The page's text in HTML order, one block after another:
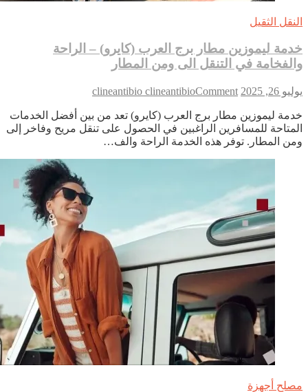
الثقيل
ليموزين مطار برج العرب (كايرو) – الراحة
في التنقل الى ومن المطار
26, 2025
clineantibio clineantibioComment
on
ليموزين
مطار
برج
الراحة
والفخامة
التنقل
الى
ومن
المطار
ليموزين مطار برج العرب (كايرو) تعد من بين أفضل الخدمات
للمسافرين الراغبين في الحصول على تنقل مريح وفاخر إلى
المطار. توفر هذه الخدمة الراحة والف…
أجهزة